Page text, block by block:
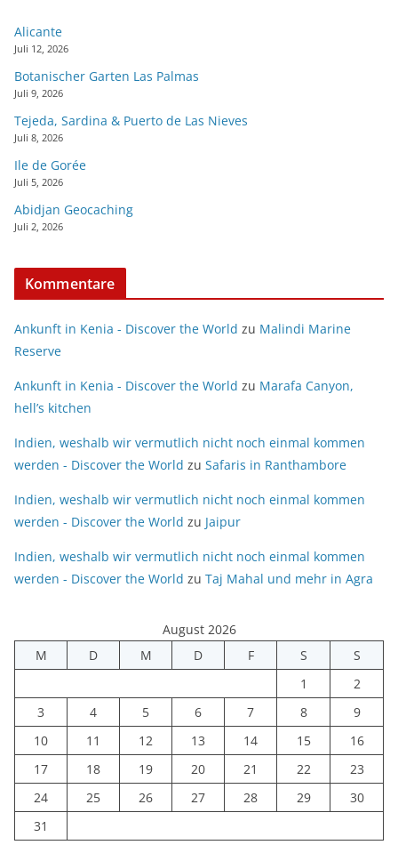
Alicante
Juli 12, 2026
Botanischer Garten Las Palmas
Juli 9, 2026
Tejeda, Sardina & Puerto de Las Nieves
Juli 8, 2026
Ile de Gorée
Juli 5, 2026
Abidjan Geocaching
Juli 2, 2026
Kommentare
Ankunft in Kenia - Discover the World zu Malindi Marine
Reserve
Ankunft in Kenia - Discover the World zu Marafa Canyon,
hell’s kitchen
Indien, weshalb wir vermutlich nicht noch einmal kommen
werden - Discover the World zu Safaris in Ranthambore
Indien, weshalb wir vermutlich nicht noch einmal kommen
werden - Discover the World zu Jaipur
Indien, weshalb wir vermutlich nicht noch einmal kommen
werden - Discover the World zu Taj Mahal und mehr in Agra
August 2026
M
D M D F S
S
1
2
3
4 5 6 7 8
9
10
11 12 13 14 15
16
17
18 19 20 21 22
23
24
25 26 27 28 29
30
31